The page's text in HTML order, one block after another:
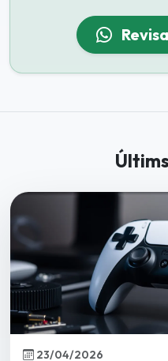
23/04/2026